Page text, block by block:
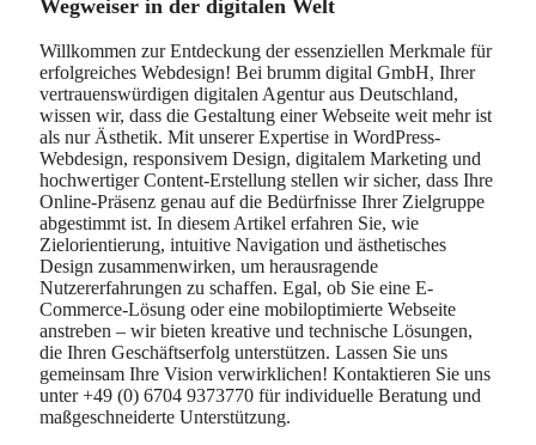
Wegweiser in der digitalen Welt
Willkommen zur Entdeckung der essenziellen Merkmale für
erfolgreiches Webdesign! Bei brumm digital GmbH, Ihrer
vertrauenswürdigen digitalen Agentur aus Deutschland,
wissen wir, dass die Gestaltung einer Webseite weit mehr ist
als nur Ästhetik. Mit unserer Expertise in WordPress-
Webdesign, responsivem Design, digitalem Marketing und
hochwertiger Content-Erstellung stellen wir sicher, dass Ihre
Online-Präsenz genau auf die Bedürfnisse Ihrer Zielgruppe
abgestimmt ist. In diesem Artikel erfahren Sie, wie
Zielorientierung, intuitive Navigation und ästhetisches
Design zusammenwirken, um herausragende
Nutzererfahrungen zu schaffen. Egal, ob Sie eine E-
Commerce-Lösung oder eine mobiloptimierte Webseite
anstreben – wir bieten kreative und technische Lösungen,
die Ihren Geschäftserfolg unterstützen. Lassen Sie uns
gemeinsam Ihre Vision verwirklichen! Kontaktieren Sie uns
unter +49 (0) 6704 9373770 für individuelle Beratung und
maßgeschneiderte Unterstützung.